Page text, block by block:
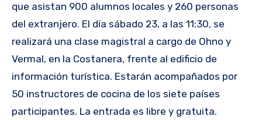
que asistan 900 alumnos locales y 260 personas
del extranjero. El día sábado 23, a las 11:30, se
realizará una clase magistral a cargo de Ohno y
Vermal, en la Costanera, frente al edificio de
información turística. Estarán acompañados por
50 instructores de cocina de los siete países
participantes. La entrada es libre y gratuita.